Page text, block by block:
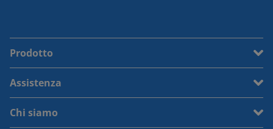
Prodotto
Assistenza
Chi siamo